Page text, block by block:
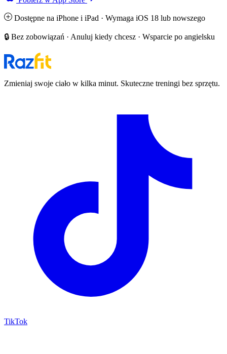
Dostępne na iPhone i iPad · Wymaga iOS 18 lub nowszego
🔒 Bez zobowiązań · Anuluj kiedy chcesz · Wsparcie po angielsku
Zmieniaj swoje ciało w kilka minut. Skuteczne treningi bez sprzętu.
TikTok